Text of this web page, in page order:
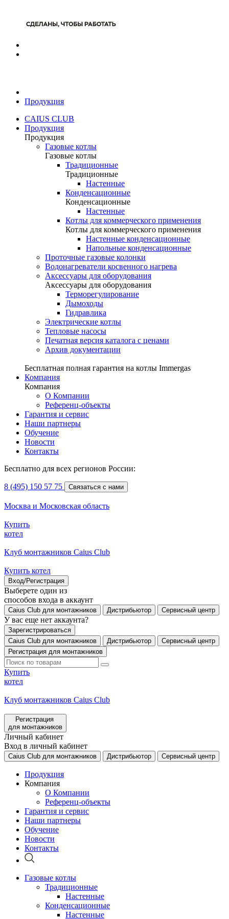
Продукция
CAIUS CLUB
Продукция
Продукция
Газовые котлы
Газовые котлы
Традиционные
Традиционные
Настенные
Конденсационные
Конденсационные
Настенные
Котлы для коммерческого применения
Котлы для коммерческого применения
Настенные конденсационные
Напольные конденсационные
Проточные газовые колонки
Водонагреватели косвенного нагрева
Аксессуары для оборудования
Аксессуары для оборудования
Терморегулирование
Дымоходы
Гидравлика
Электрические котлы
Тепловые насосы
Печатная версия каталога с ценами
Архив документации
Бесплатная полная гарантия на котлы Immergas
Компания
Компания
О Компании
Референц-объекты
Гарантия и сервис
Наши партнеры
Обучение
Новости
Контакты
Бесплатно для всех регионов России:
8 (495) 150 57 75 Связаться с нами
Москва и Московская область
Купить
котел
Клуб монтажников Caius Club
Купить котел
Вход/Регистрация
Выберете один из
способов входа в аккаунт
Caius Club для монтажников Дистрибьютор Сервисный центр
У вас еще нет аккаунта?
Зарегистрироваться
Caius Club для монтажников
Дистрибьютор
Сервисный центр
Регистрация для монтажников
Купить
котел
Клуб монтажников Caius Club
Регистрация
для монтажников
Личный кабинет
Вход в личный кабинет
Caius Club для монтажников Дистрибьютор Сервисный центр
Продукция
Компания
О Компании
Референц-объекты
Гарантия и сервис
Наши партнеры
Обучение
Новости
Контакты
Газовые котлы
Традиционные
Настенные
Конденсационные
Настенные